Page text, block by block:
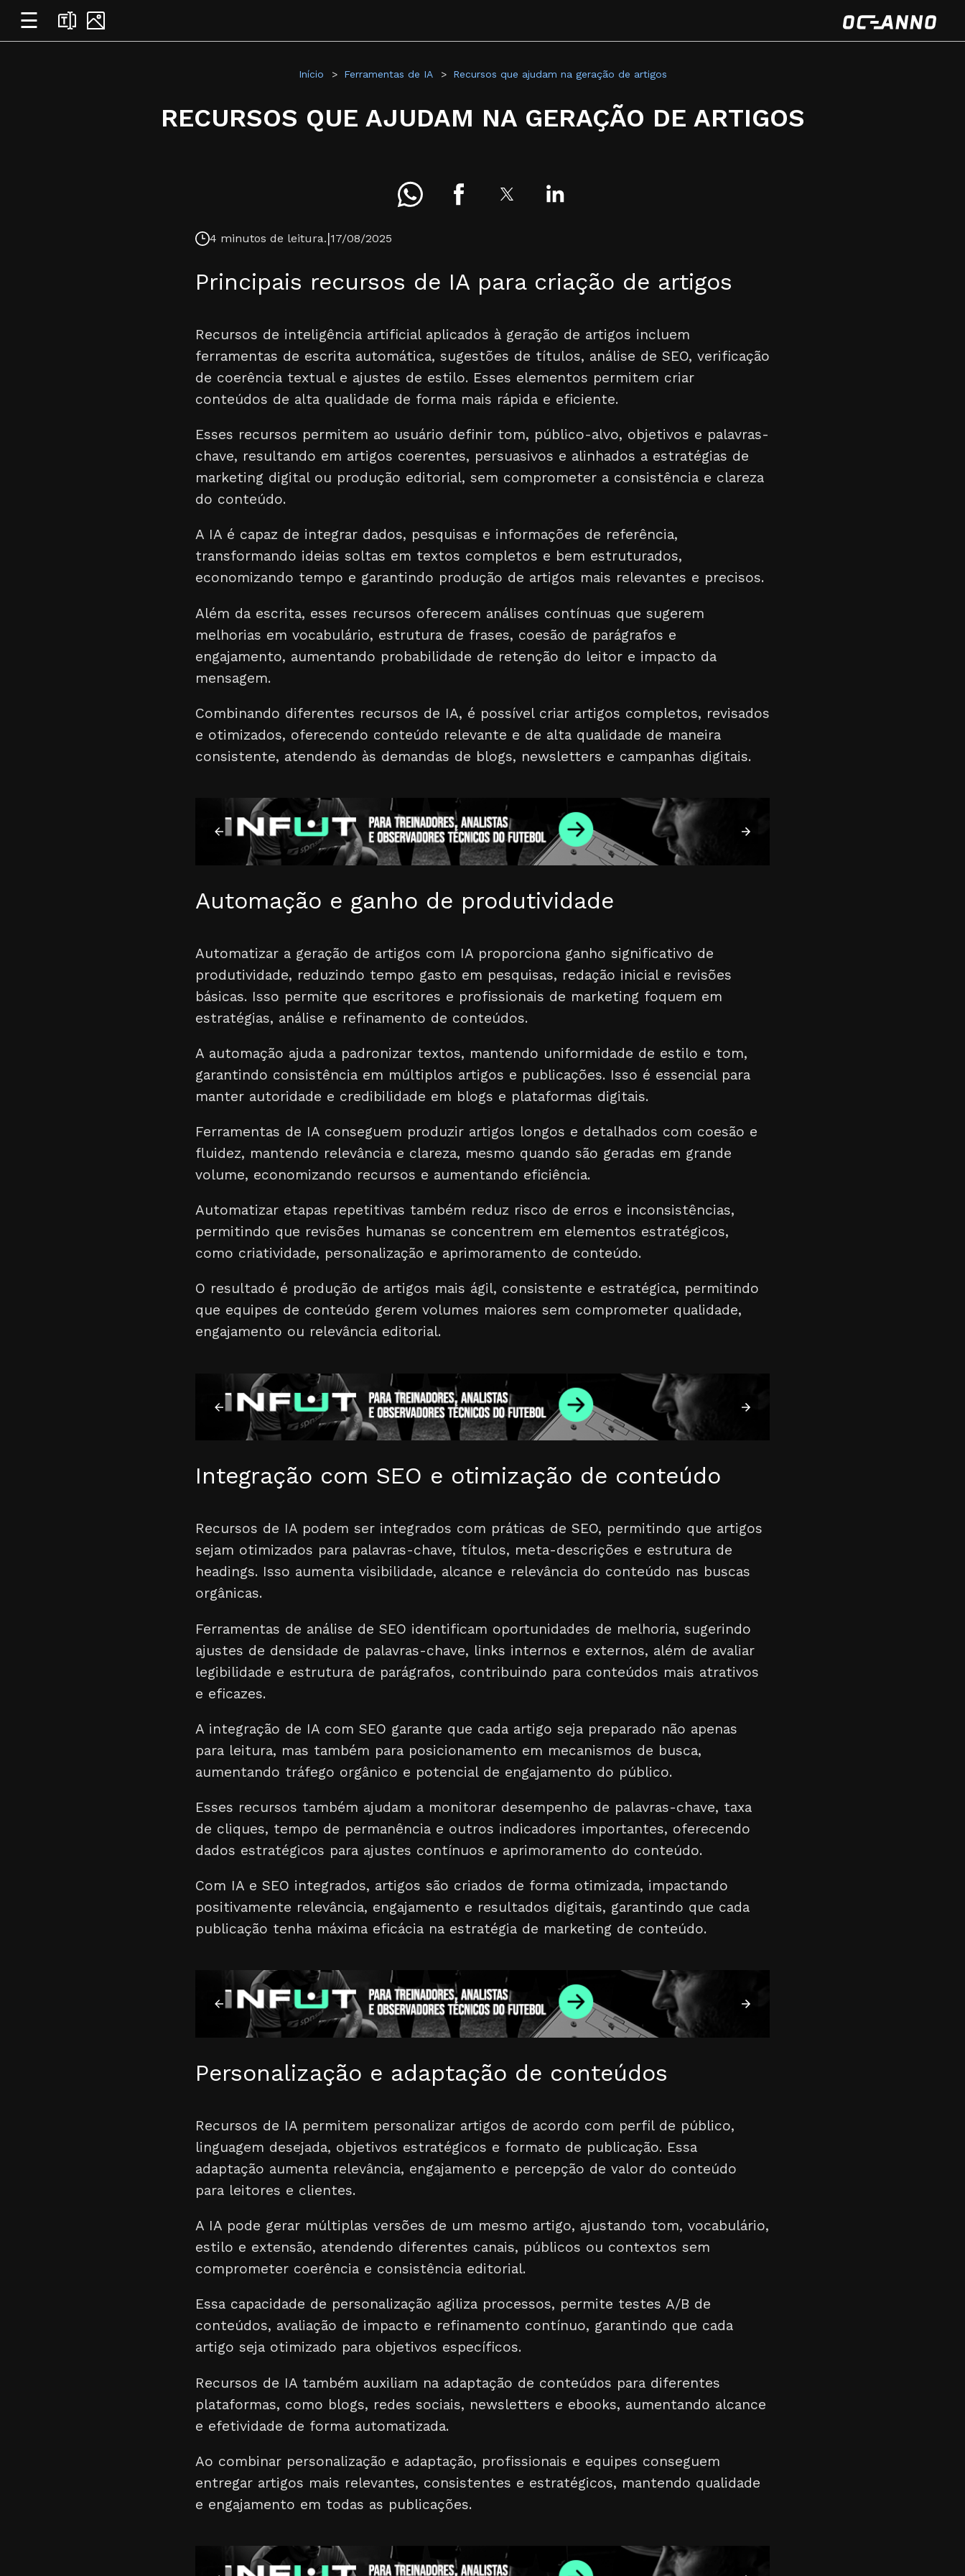
☰
Início Ferramentas de IA Recursos que ajudam na geração de artigos
RECURSOS QUE AJUDAM NA GERAÇÃO DE ARTIGOS
4 minutos de leitura.|17/08/2025
Principais recursos de IA para criação de artigos
Recursos de inteligência artificial aplicados à geração de artigos incluem
ferramentas de escrita automática, sugestões de títulos, análise de SEO, verificação
de coerência textual e ajustes de estilo. Esses elementos permitem criar
conteúdos de alta qualidade de forma mais rápida e eficiente.
Esses recursos permitem ao usuário definir tom, público-alvo, objetivos e palavras-
chave, resultando em artigos coerentes, persuasivos e alinhados a estratégias de
marketing digital ou produção editorial, sem comprometer a consistência e clareza
do conteúdo.
A IA é capaz de integrar dados, pesquisas e informações de referência,
transformando ideias soltas em textos completos e bem estruturados,
economizando tempo e garantindo produção de artigos mais relevantes e precisos.
Além da escrita, esses recursos oferecem análises contínuas que sugerem
melhorias em vocabulário, estrutura de frases, coesão de parágrafos e
engajamento, aumentando probabilidade de retenção do leitor e impacto da
mensagem.
Combinando diferentes recursos de IA, é possível criar artigos completos, revisados
e otimizados, oferecendo conteúdo relevante e de alta qualidade de maneira
consistente, atendendo às demandas de blogs, newsletters e campanhas digitais.
Automação e ganho de produtividade
Automatizar a geração de artigos com IA proporciona ganho significativo de
produtividade, reduzindo tempo gasto em pesquisas, redação inicial e revisões
básicas. Isso permite que escritores e profissionais de marketing foquem em
estratégias, análise e refinamento de conteúdos.
A automação ajuda a padronizar textos, mantendo uniformidade de estilo e tom,
garantindo consistência em múltiplos artigos e publicações. Isso é essencial para
manter autoridade e credibilidade em blogs e plataformas digitais.
Ferramentas de IA conseguem produzir artigos longos e detalhados com coesão e
fluidez, mantendo relevância e clareza, mesmo quando são geradas em grande
volume, economizando recursos e aumentando eficiência.
Automatizar etapas repetitivas também reduz risco de erros e inconsistências,
permitindo que revisões humanas se concentrem em elementos estratégicos,
como criatividade, personalização e aprimoramento de conteúdo.
O resultado é produção de artigos mais ágil, consistente e estratégica, permitindo
que equipes de conteúdo gerem volumes maiores sem comprometer qualidade,
engajamento ou relevância editorial.
Integração com SEO e otimização de conteúdo
Recursos de IA podem ser integrados com práticas de SEO, permitindo que artigos
sejam otimizados para palavras-chave, títulos, meta-descrições e estrutura de
headings. Isso aumenta visibilidade, alcance e relevância do conteúdo nas buscas
orgânicas.
Ferramentas de análise de SEO identificam oportunidades de melhoria, sugerindo
ajustes de densidade de palavras-chave, links internos e externos, além de avaliar
legibilidade e estrutura de parágrafos, contribuindo para conteúdos mais atrativos
e eficazes.
A integração de IA com SEO garante que cada artigo seja preparado não apenas
para leitura, mas também para posicionamento em mecanismos de busca,
aumentando tráfego orgânico e potencial de engajamento do público.
Esses recursos também ajudam a monitorar desempenho de palavras-chave, taxa
de cliques, tempo de permanência e outros indicadores importantes, oferecendo
dados estratégicos para ajustes contínuos e aprimoramento do conteúdo.
Com IA e SEO integrados, artigos são criados de forma otimizada, impactando
positivamente relevância, engajamento e resultados digitais, garantindo que cada
publicação tenha máxima eficácia na estratégia de marketing de conteúdo.
Personalização e adaptação de conteúdos
Recursos de IA permitem personalizar artigos de acordo com perfil de público,
linguagem desejada, objetivos estratégicos e formato de publicação. Essa
adaptação aumenta relevância, engajamento e percepção de valor do conteúdo
para leitores e clientes.
A IA pode gerar múltiplas versões de um mesmo artigo, ajustando tom, vocabulário,
estilo e extensão, atendendo diferentes canais, públicos ou contextos sem
comprometer coerência e consistência editorial.
Essa capacidade de personalização agiliza processos, permite testes A/B de
conteúdos, avaliação de impacto e refinamento contínuo, garantindo que cada
artigo seja otimizado para objetivos específicos.
Recursos de IA também auxiliam na adaptação de conteúdos para diferentes
plataformas, como blogs, redes sociais, newsletters e ebooks, aumentando alcance
e efetividade de forma automatizada.
Ao combinar personalização e adaptação, profissionais e equipes conseguem
entregar artigos mais relevantes, consistentes e estratégicos, mantendo qualidade
e engajamento em todas as publicações.